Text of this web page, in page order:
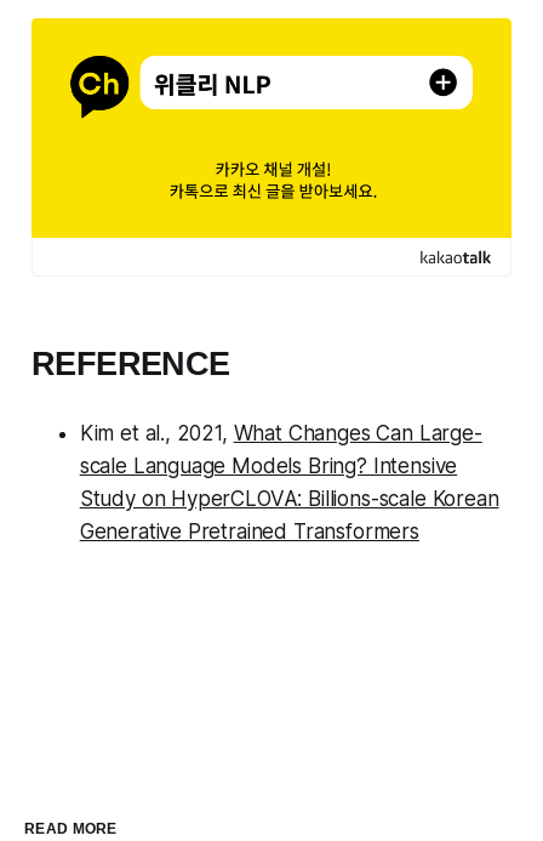
REFERENCE
Kim et al., 2021, What Changes Can Large-
scale Language Models Bring? Intensive
Study on HyperCLOVA: Billions-scale Korean
Generative Pretrained Transformers
READ MORE